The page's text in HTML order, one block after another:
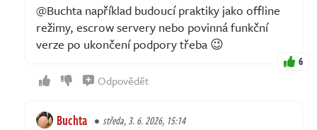
@Buchta například budoucí praktiky jako offline
režimy, escrow servery nebo povinná funkční
verze po ukončení podpory třeba 😉
6
Odpovědět
Buchta středa, 3. 6. 2026, 15:14